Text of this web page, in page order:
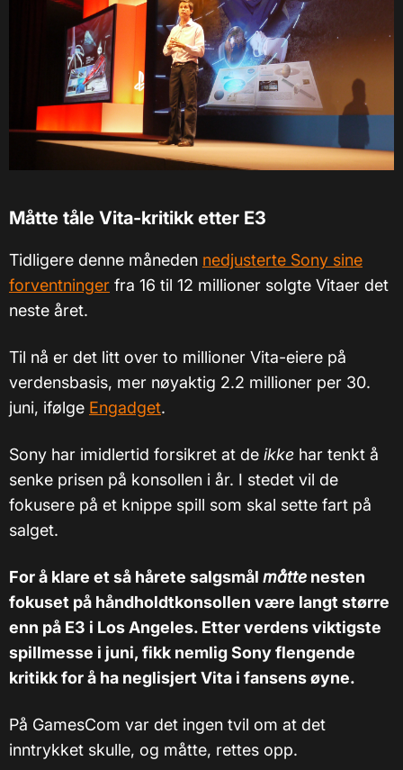
Måtte tåle Vita-kritikk etter E3
Tidligere denne måneden nedjusterte Sony sine
forventninger fra 16 til 12 millioner solgte Vitaer det
neste året.
Til nå er det litt over to millioner Vita-eiere på
verdensbasis, mer nøyaktig 2.2 millioner per 30.
juni, ifølge Engadget.
Sony har imidlertid forsikret at de ikke har tenkt å
senke prisen på konsollen i år. I stedet vil de
fokusere på et knippe spill som skal sette fart på
salget.
For å klare et så hårete salgsmål måtte nesten
fokuset på håndholdtkonsollen være langt større
enn på E3 i Los Angeles. Etter verdens viktigste
spillmesse i juni, fikk nemlig Sony flengende
kritikk for å ha neglisjert Vita i fansens øyne.
På GamesCom var det ingen tvil om at det
inntrykket skulle, og måtte, rettes opp.